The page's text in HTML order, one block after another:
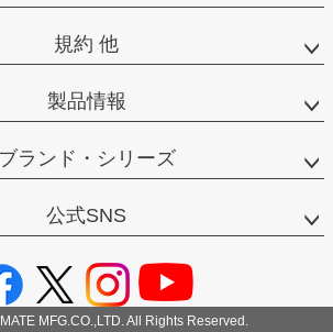
規約 他
製品情報
ブランド・シリーズ
公式SNS
MFG.CO.,LTD. All Rights Reserved.